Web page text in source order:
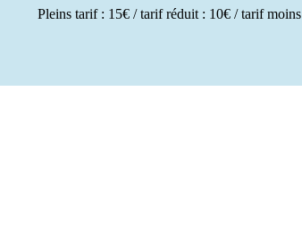
Pleins tarif : 15€ / tarif réduit : 10€ / tarif